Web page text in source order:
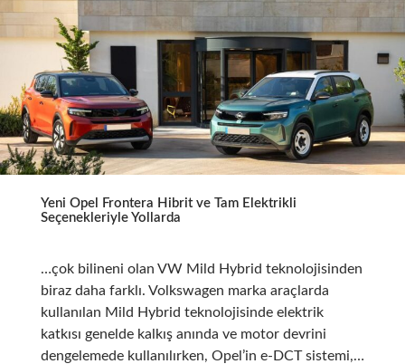
Yeni Opel Frontera Hibrit ve Tam Elektrikli
Seçenekleriyle Yollarda
…çok bilineni olan VW Mild Hybrid teknolojisinden
biraz daha farklı. Volkswagen marka araçlarda
kullanılan Mild Hybrid teknolojisinde elektrik
katkısı genelde kalkış anında ve motor devrini
dengelemede kullanılırken, Opel’in e-DCT sistemi,…